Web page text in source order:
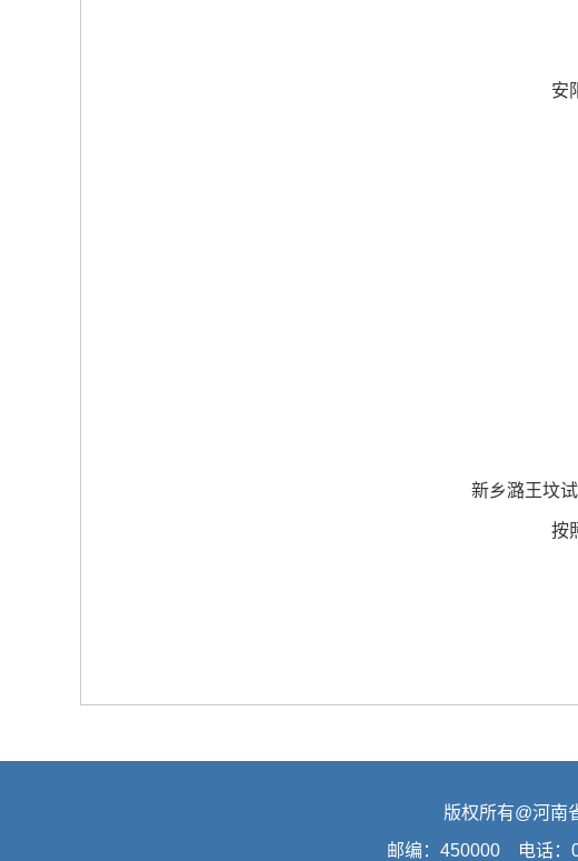
安
新乡潞王坟
按
版权所有@河南
邮编：450000 电话：